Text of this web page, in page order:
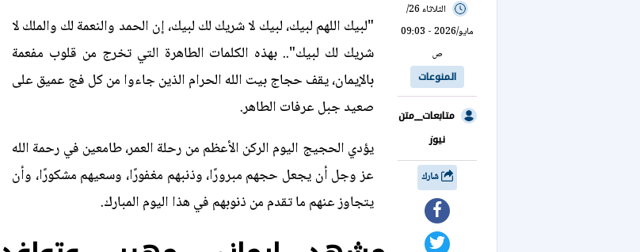
الثلاثاء 26/
مايو/2026 - 09:03
ص
المنوعات
متابعات__متن
نيوز
"لبيك اللهم لبيك، لبيك لا شريك لك لبيك، إن الحمد والنعمة لك والملك لا
شريك لك لبيك".. بهذه الكلمات الطاهرة التي تخرج من قلوب مفعمة
بالإيمان، يقف حجاج بيت الله الحرام الذين جاءوا من كل فج عميق على
صعيد جبل عرفات الطاهر.
يؤدي الحجيج اليوم الركن الأعظم من رحلة العمر، طامعين في رحمة الله
عز وجل أن يجعل حجهم مبرورًا، وذنبهم مغفورًا، وسعيهم مشكورًا، وأن
يتجاوز عنهم ما تقدم من ذنوبهم في هذا اليوم المبارك.